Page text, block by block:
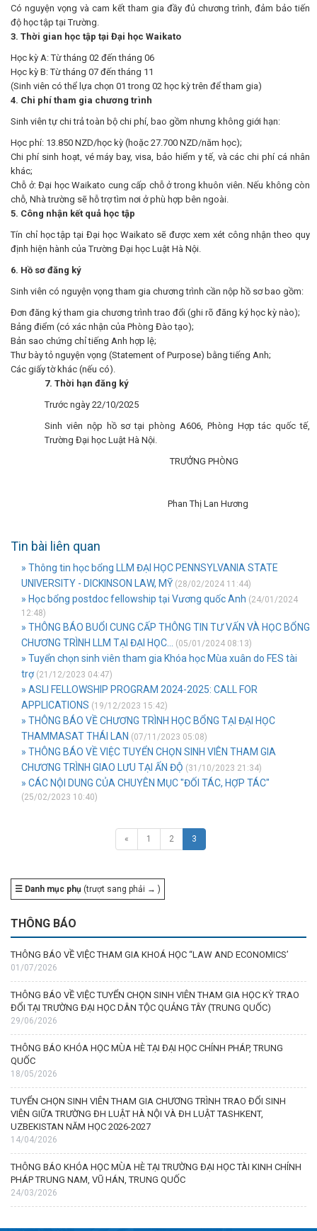
Có nguyện vọng và cam kết tham gia đầy đủ chương trình, đảm bảo tiến
độ học tập tại Trường.
3. Thời gian học tập tại Đại học Waikato
Học kỳ A: Từ tháng 02 đến tháng 06
Học kỳ B: Từ tháng 07 đến tháng 11
(Sinh viên có thể lựa chọn 01 trong 02 học kỳ trên để tham gia)
4. Chi phí tham gia chương trình
Sinh viên tự chi trả toàn bộ chi phí, bao gồm nhưng không giới hạn:
Học phí: 13.850 NZD/học kỳ (hoặc 27.700 NZD/năm học);
Chi phí sinh hoạt, vé máy bay, visa, bảo hiểm y tế, và các chi phí cá nhân
khác;
Chỗ ở: Đại học Waikato cung cấp chỗ ở trong khuôn viên. Nếu không còn
chỗ, Nhà trường sẽ hỗ trợ tìm nơi ở phù hợp bên ngoài.
5. Công nhận kết quả học tập
Tín chỉ học tập tại Đại học Waikato sẽ được xem xét công nhận theo quy
định hiện hành của Trường Đại học Luật Hà Nội.
6. Hồ sơ đăng ký
Sinh viên có nguyện vọng tham gia chương trình cần nộp hồ sơ bao gồm:
Đơn đăng ký tham gia chương trình trao đổi (ghi rõ đăng ký học kỳ nào);
Bảng điểm (có xác nhận của Phòng Đào tạo);
Bản sao chứng chỉ tiếng Anh hợp lệ;
Thư bày tỏ nguyện vọng (Statement of Purpose) bằng tiếng Anh;
Các giấy tờ khác (nếu có).
7. Thời hạn đăng ký
Trước ngày 22/10/2025
Sinh viên nộp hồ sơ tại phòng A606, Phòng Hợp tác quốc tế,
Trường Đại học Luật Hà Nội.
TRƯỞNG PHÒNG
Phan Thị Lan Hương
Tin bài liên quan
» Thông tin học bổng LLM ĐẠI HỌC PENNSYLVANIA STATE
UNIVERSITY - DICKINSON LAW, MỸ (28/02/2024 11:44)
» Học bổng postdoc fellowship tại Vương quốc Anh (24/01/2024
12:48)
» THÔNG BÁO BUỔI CUNG CẤP THÔNG TIN TƯ VẤN VÀ HỌC BỔNG
CHƯƠNG TRÌNH LLM TẠI ĐẠI HỌC...
(05/01/2024 08:13)
» Tuyển chọn sinh viên tham gia Khóa học Mùa xuân do FES tài
trợ(21/12/2023 04:47)
» ASLI FELLOWSHIP PROGRAM 2024-2025: CALL FOR
APPLICATIONS (19/12/2023 15:42)
» THÔNG BÁO VỀ CHƯƠNG TRÌNH HỌC BỔNG TẠI ĐẠI HỌC
THAMMASAT THÁI LAN (07/11/2023 05:08)
» THÔNG BÁO VỀ VIỆC TUYỂN CHỌN SINH VIÊN THAM GIA
CHƯƠNG TRÌNH GIAO LƯU TẠI ẤN ĐỘ (31/10/2023 21:34)
» CÁC NỘI DUNG CỦA CHUYÊN MỤC "ĐỐI TÁC, HỢP TÁC"
(25/02/2023 10:40)
« 1 2 3
☰ Danh mục phụ (trượt sang phải → )
THÔNG BÁO
THÔNG BÁO VỀ VIỆC THAM GIA KHOÁ HỌC “LAW AND ECONOMICS’
01/07/2026
THÔNG BÁO VỀ VIỆC TUYỂN CHỌN SINH VIÊN THAM GIA HỌC KỲ TRAO
ĐỔI TẠI TRƯỜNG ĐẠI HỌC DÂN TỘC QUẢNG TÂY (TRUNG QUỐC)
29/06/2026
THÔNG BÁO KHÓA HỌC MÙA HÈ TẠI ĐẠI HỌC CHÍNH PHÁP, TRUNG
QUỐC
18/05/2026
TUYỂN CHỌN SINH VIÊN THAM GIA CHƯƠNG TRÌNH TRAO ĐỔI SINH
VIÊN GIỮA TRƯỜNG ĐH LUẬT HÀ NỘI VÀ ĐH LUẬT TASHKENT,
UZBEKISTAN NĂM HỌC 2026-2027
14/04/2026
THÔNG BÁO KHÓA HỌC MÙA HÈ TẠI TRƯỜNG ĐẠI HỌC TÀI KINH CHÍNH
PHÁP TRUNG NAM, VŨ HÁN, TRUNG QUỐC
24/03/2026